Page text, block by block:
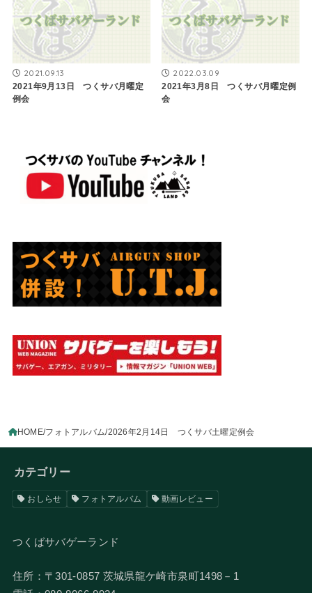
2021.09.13
2021年9月13日 つくサバ月曜定
例会
2022.03.09
2021年3月8日 つくサバ月曜定例
会
HOME フォトアルバム 2026年2月14日 つくサバ土曜定例会
カテゴリー
おしらせ フォトアルバム 動画レビュー
つくばサバゲーランド
住所：〒301-0857 茨城県龍ケ崎市泉町1498－1